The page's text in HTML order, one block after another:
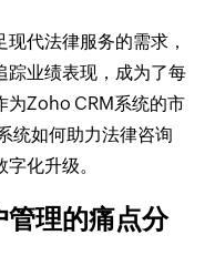
代法律服务的需求，
踪业绩表现，成为了每
为Zoho CRM系统的市
统如何助力法律咨询
化升级。
管理的痛点分